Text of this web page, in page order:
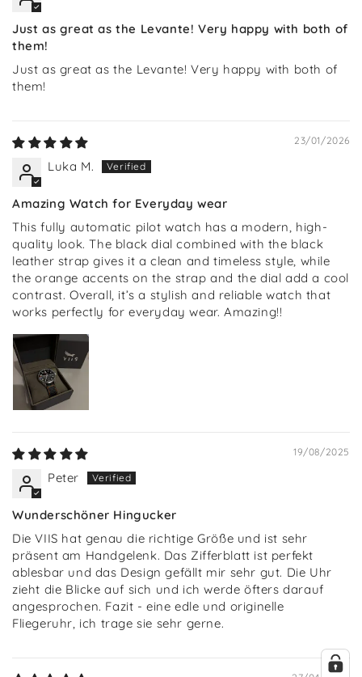
Just as great as the Levante! Very happy with both of
them!
Just as great as the Levante! Very happy with both of
them!
23/01/2026
Luka M.
Amazing Watch for Everyday wear
This fully automatic pilot watch has a modern, high-
quality look. The black dial combined with the black
leather strap gives it a clean and timeless style, while
the orange accents on the strap and the dial add a cool
contrast. Overall, it’s a stylish and reliable watch that
works perfectly for everyday wear. Amazing!!
19/08/2025
Peter
Wunderschöner Hingucker
Die VIIS hat genau die richtige Größe und ist sehr
präsent am Handgelenk. Das Zifferblatt ist perfekt
ablesbar und das Design gefällt mir sehr gut. Die Uhr
zieht die Blicke auf sich und ich werde öfters darauf
angesprochen. Fazit - eine edle und originelle
Fliegeruhr, ich trage sie sehr gerne.